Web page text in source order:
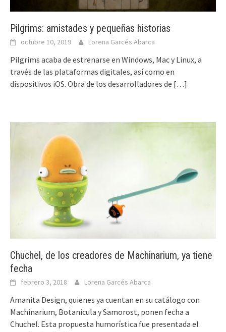
Pilgrims: amistades y pequeñas historias
octubre 10, 2019 Lorena Garcés Abarca
Pilgrims acaba de estrenarse en Windows, Mac y Linux, a
través de las plataformas digitales, así como en
dispositivos iOS. Obra de los desarrolladores de […]
Chuchel, de los creadores de Machinarium, ya tiene
fecha
febrero 3, 2018 Lorena Garcés Abarca
Amanita Design, quienes ya cuentan en su catálogo con
Machinarium, Botanicula y Samorost, ponen fecha a
Chuchel. Esta propuesta humorística fue presentada el